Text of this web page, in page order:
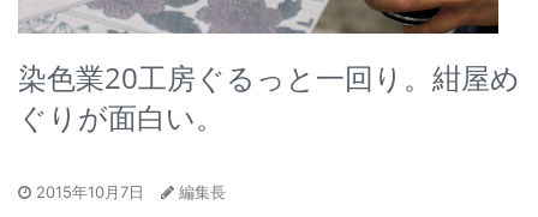
染色業20工房ぐるっと一回り。紺屋め
ぐりが面白い。
2015年10月7日
編集長